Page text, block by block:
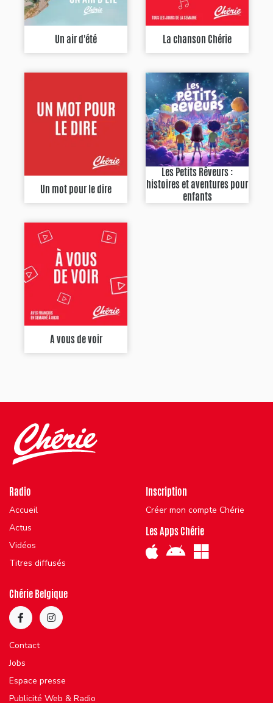
Un air d'été La chanson Chérie
Un mot pour le dire
Les Petits Rêveurs :
histoires et aventures pour
enfants
A vous de voir
Radio
Accueil
Actus
Vidéos
Titres diffusés
Inscription
Créer mon compte Chérie
Les Apps Chérie
Chérie Belgique
Contact
Jobs
Espace presse
Publicité Web & Radio